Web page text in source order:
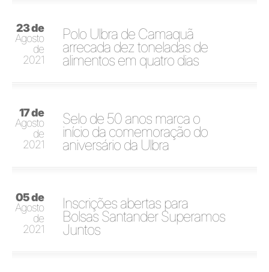
23 de
Agosto
de
2021
Polo Ulbra de Camaquã
arrecada dez toneladas de
alimentos em quatro dias
17 de
Agosto
de
2021
Selo de 50 anos marca o
início da comemoração do
aniversário da Ulbra
05 de
Agosto
de
2021
Inscrições abertas para
Bolsas Santander Superamos
Juntos